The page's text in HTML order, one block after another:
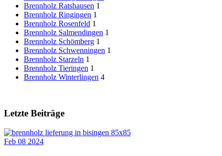
Brennholz Ratshausen 1
Brennholz Ringingen 1
Brennholz Rosenfeld 1
Brennholz Salmendingen 1
Brennholz Schömberg 1
Brennholz Schwenningen 1
Brennholz Starzeln 1
Brennholz Tieringen 1
Brennholz Winterlingen 4
Letzte Beiträge
Feb 08 2024